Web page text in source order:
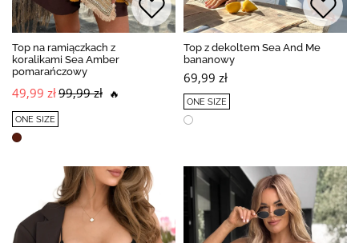
Top na ramiączkach z
koralikami Sea Amber
pomarańczowy
49,99 zł99,99 zł 🔥
ONE SIZE
Top z dekoltem Sea And Me
bananowy
69,99 zł
ONE SIZE